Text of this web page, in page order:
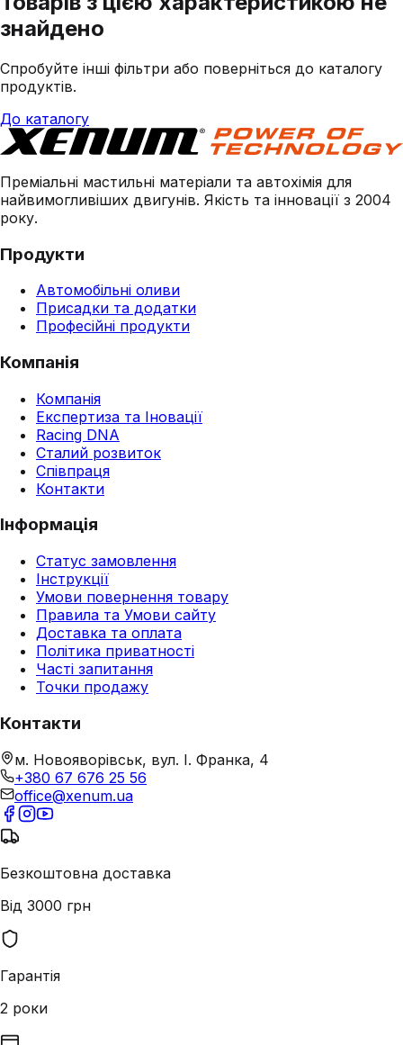
знайдено
Спробуйте інші фільтри або поверніться до каталогу
продуктів.
До каталогу
Преміальні мастильні матеріали та автохімія для
найвимогливіших двигунів. Якість та інновації з 2004
року.
Продукти
Автомобільні оливи
Присадки та додатки
Професійні продукти
Компанія
Компанія
Експертиза та Іновації
Racing DNA
Сталий розвиток
Співпраця
Контакти
Інформація
Статус замовлення
Інструкції
Умови повернення товару
Правила та Умови сайту
Доставка та оплата
Політика приватності
Часті запитання
Точки продажу
Контакти
м. Новояворівськ, вул. І. Франка, 4
+380 67 676 25 56
office@xenum.ua
Безкоштовна доставка
Від 3000 грн
Гарантія
2 роки